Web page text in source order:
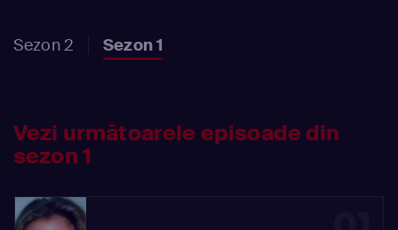
Sezon 2 Sezon 1
Vezi următoarele episoade din
sezon 1